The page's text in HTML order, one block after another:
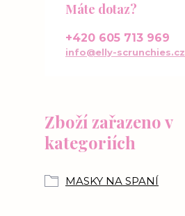
Zboží zařazeno v
kategoriích
MASKY NA SPANÍ
Máte dotaz?
+420 605 713 969
info@elly-scrunchies.cz